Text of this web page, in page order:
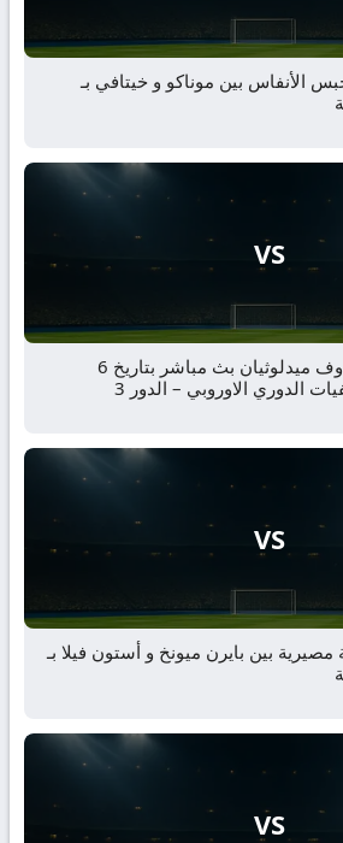
الأنفاس بين موناكو و خيتافي بـ
VS
مباراة بنفيكا و هارت اوف ميدلوثيان بث مباشر بتاريخ 6
VS
مصيرية بين بايرن ميونخ و أستون فيلا بـ
VS